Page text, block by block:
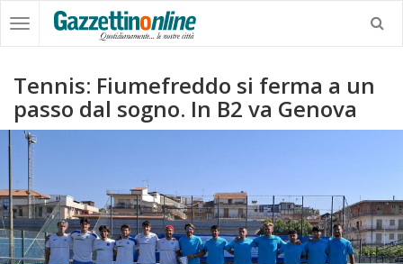
Tennis: Fiumefreddo si ferma a un
passo dal sogno. In B2 va Genova